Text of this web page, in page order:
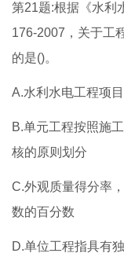
第21题:根据《水利
176-2007，关于工
的是()。
A.水利水电工程项
B.单元工程按照施
核的原则划分
C.外观质量得分率
数的百分数
D.单位工程指具有